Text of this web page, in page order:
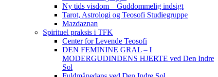
Ny tids visdom – Guddommelig indsigt
Tarot, Astrologi og Teosofi Studiegruppe
Mazdaznan
Spirituel praksis i TFK
Center for Levende Teosofi
DEN FEMININE GRAL – I
MODERGUDINDENS HJERTE ved Den Indre
Sol